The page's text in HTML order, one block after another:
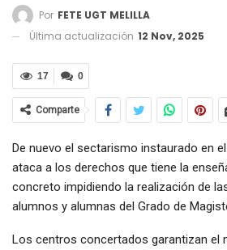
Por FETE UGT MELILLA
Última actualización 12 Nov, 2025
0
17
Comparte
De nuevo el sectarismo instaurado en el
ataca a los derechos que tiene la
concreto impidiendo la realización de
alumnos y alumnas del Grado de
Los centros concertados garantizan el